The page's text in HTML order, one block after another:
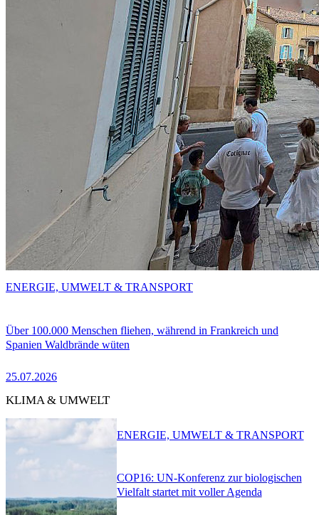
Über 100.000 Menschen fliehen, während in Frankreich und
Spanien Waldbrände wüten
25.07.2026
ENERGIE, UMWELT & TRANSPORT
KLIMA & UMWELT
COP16: UN-Konferenz zur biologischen
Vielfalt startet mit voller Agenda
ENERGIE, UMWELT & TRANSPORT